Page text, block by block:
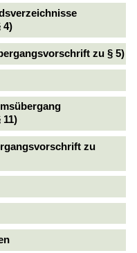
4)
zu § 5)
zu